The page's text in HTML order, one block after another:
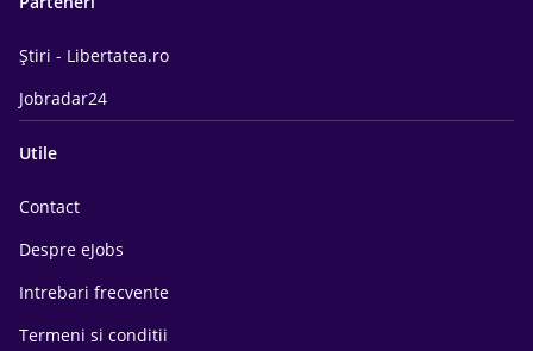
Știri - Libertatea.ro
Jobradar24
Utile
Contact
Despre eJobs
Intrebari frecvente
Termeni si conditii